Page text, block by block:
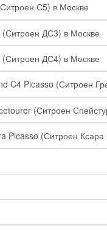
С5) в Москве
ДС3) в Москве
ДС4) в Москве
C4 Picasso (Ситроен
(Ситроен
Picasso (Ситроен Ксара